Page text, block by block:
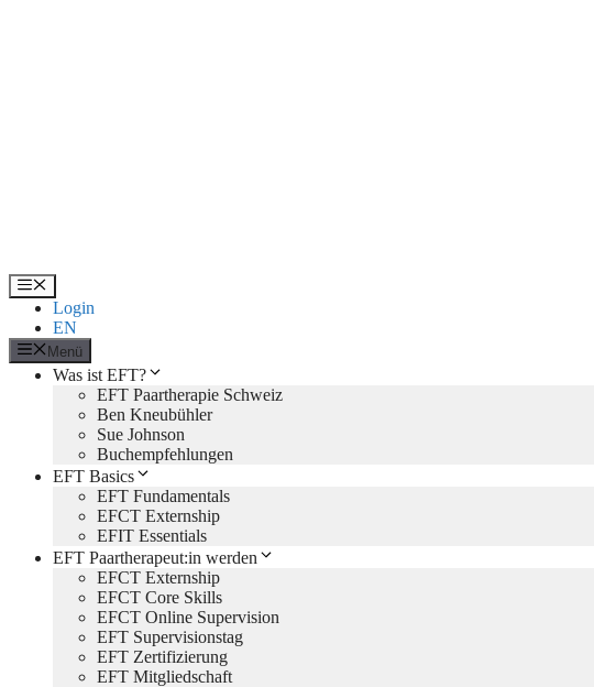
Menü
Login
EN
Menü
Was ist EFT?
EFT Paartherapie Schweiz
Ben Kneubühler
Sue Johnson
Buchempfehlungen
EFT Basics
EFT Fundamentals
EFCT Externship
EFIT Essentials
EFT Paartherapeut:in werden
EFCT Externship
EFCT Core Skills
EFCT Online Supervision
EFT Supervisionstag
EFT Zertifizierung
EFT Mitgliedschaft